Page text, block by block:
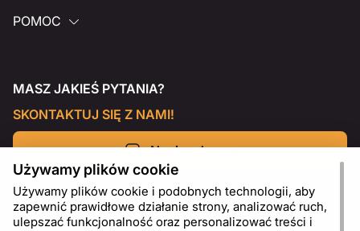
POMOC
MASZ JAKIEŚ PYTANIA?
SKONTAKTUJ SIĘ Z NAMI!
Napisz do nas
Używamy plików cookie
Używamy plików cookie i podobnych technologii, aby
zapewnić prawidłowe działanie strony, analizować ruch,
ulepszać funkcjonalność oraz personalizować treści i